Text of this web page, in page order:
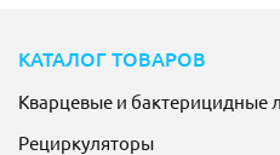
КАТАЛОГ ТОВАРОВ
Кварцевые и бактерицидные
Рециркуляторы